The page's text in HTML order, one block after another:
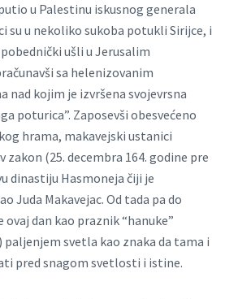
u Palestinu iskusnog generala
su u nekoliko sukoba potukli Sirijce, i
ušli u Jerusalim
sa helenizovanim
nad kojim je izvršena svojevrsna
poturica”. Zaposevši obesvećeno
hrama, makavejski ustanici
zakon (25. decembra 164. godine pre
dinastiju Hasmoneja čiji je
Juda Makavejac. Od tada pa do
ovaj dan kao praznik “hanuke”
paljenjem svetla kao znaka da tama i
pred snagom svetlosti i istine.